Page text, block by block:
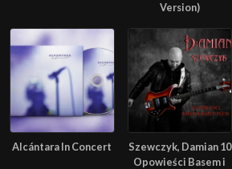
Version)
Alcántara In Concert
Szewczyk, Damian 10
Opowieści Basem i